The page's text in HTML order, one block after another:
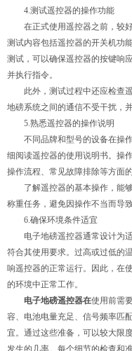
4.测试遥控器的操作功能
在正式使用遥控器之前，较好
测试内容包括遥控器的开关机功
测试，可以确保遥控器的按键响
并执行指令。
此外，测试过程中还应检查遥
地磅系统之间的通信不受干扰，
5.熟悉遥控器的操作说明
不同品牌和型号的设备在操作
细阅读遥控器的使用说明书。操
操作流程、常见故障排除等方面
了解遥控器的基本操作，能够
称重任务，避免因操作不当而导
6.确保环境条件适宜
电子地磅遥控器通常设计为适
符合其使用要求。过高或过低的
响遥控器的正常运行。因此，在
的环境中正常工作。
电子地磅遥控器在使用前需
容、电池电量充足、信号频率匹
宜。通过这些准备，可以较大限
发生的几率。每个细节的检查和